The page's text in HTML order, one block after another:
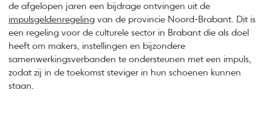
de afgelopen jaren een bijdrage ontvingen uit de
impulsgeldenregeling van de provincie Noord-Brabant. Dit is
een regeling voor de culturele sector in Brabant die als doel
heeft om makers, instellingen en bijzondere
samenwerkingsverbanden te ondersteunen met een impuls,
zodat zij in de toekomst steviger in hun schoenen kunnen
staan.